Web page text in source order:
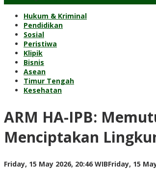
Hukum & Kriminal
Pendidikan
Sosial
Peristiwa
Klipik
Bisnis
Asean
Timur Tengah
Kesehatan
ARM HA-IPB:
Menciptakan
Friday, 15 May 2026, 20:46 WIBFriday, 15